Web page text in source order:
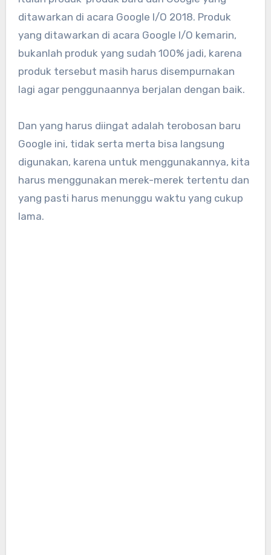
ditawarkan di acara Google I/O 2018. Produk
yang ditawarkan di acara Google I/O kemarin,
bukanlah produk yang sudah 100% jadi, karena
produk tersebut masih harus disempurnakan
lagi agar penggunaannya berjalan dengan baik.
Dan yang harus diingat adalah terobosan baru
Google ini, tidak serta merta bisa langsung
digunakan, karena untuk menggunakannya, kita
harus menggunakan merek-merek tertentu dan
yang pasti harus menunggu waktu yang cukup
lama.